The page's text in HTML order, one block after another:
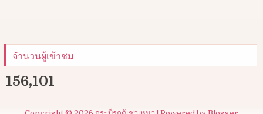
จำนวนผู้เข้าชม
156,101